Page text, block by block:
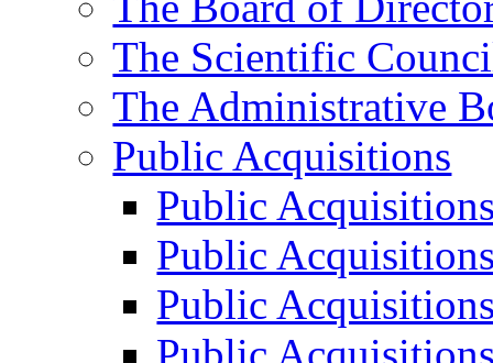
The Scientific
The Administrative
Public Acquisitions
Public
Public
Public
Public